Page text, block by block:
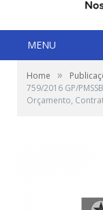
MENU
Home »
759/2016 GP/
Orçamento,